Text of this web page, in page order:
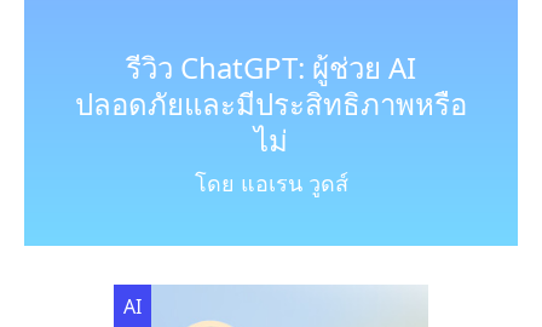
รีวิว ChatGPT: ผู้ช่วย AI
ปลอดภัยและมีประสิทธิภาพหรือ
ไม่
โดย แอเรน วูดส์
AI